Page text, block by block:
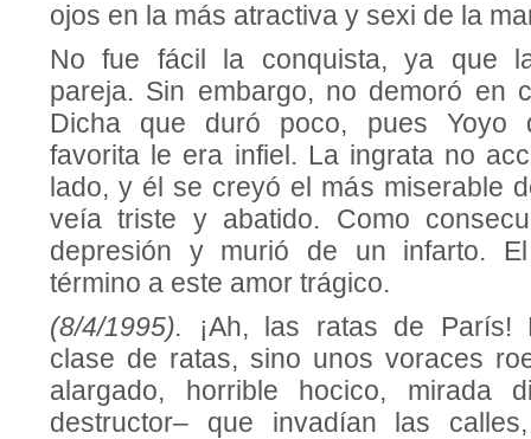
ojos en la más atractiva y sexi de la
No fue fácil la conquista, ya que
pareja. Sin embargo, no demoró en
Dicha que duró poco, pues Yoyo
favorita le era infiel. La ingrata no
lado, y él se creyó el más miserable
veía triste y abatido. Como
depresión y murió de un infarto.
término a este amor trágico.
(8/4/1995). ¡Ah, las ratas de París!
clase de ratas, sino unos voraces
alargado, horrible hocico, mirada
destructor– que invadían las